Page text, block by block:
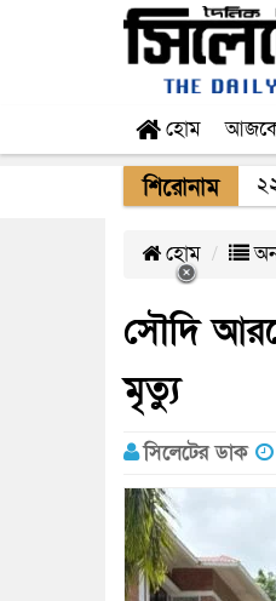
হোম
শিরোনাম
হোম
সৌদি
মৃত্যু
সিলেটের ডাক